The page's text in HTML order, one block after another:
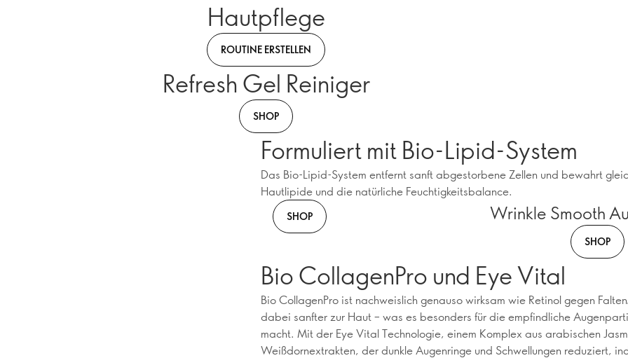
Hautpflege
ROUTINE ERSTELLEN
Refresh Gel Reiniger
SHOP
Formuliert mit Bio-Lipid-System
Das Bio-Lipid-System entfernt sanft abgestorbene Zellen und bewahrt
Hautlipide und die natürliche Feuchtigkeitsbalance.
SHOP Wrinkle Smooth
SHOP
Bio CollagenPro und Eye Vital
Bio CollagenPro ist nachweislich genauso wirksam wie Retinol gegen
dabei sanfter zur Haut – was es besonders für die empfindliche
macht. Mit der Eye Vital Technologie, einem Komplex aus arabischen
Weißdornextrakten, der dunkle Augenringe und Schwellungen reduziert,